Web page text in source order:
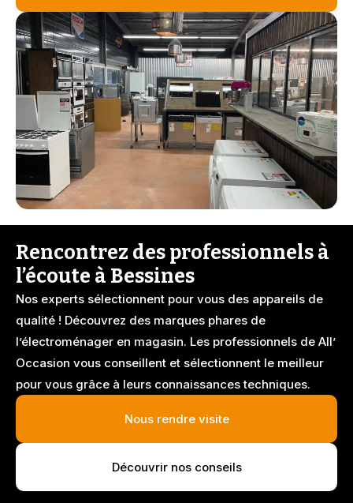
Rencontrez des professionnels à
l’écoute à Bessines
Nos experts sélectionnent pour vous des appareils de
qualité ! Découvrez des marques phares de
l’électroménager en magasin. Les professionnels de All’
Occasion vous conseillent et sélectionnent le meilleur
pour vous grâce à leurs connaissances techniques.
Nous rendre visite
Découvrir nos conseils